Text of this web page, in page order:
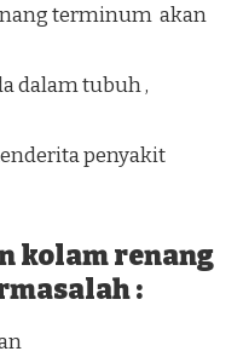
terminum akan
dalam tubuh ,
penyakit
kolam renang
: